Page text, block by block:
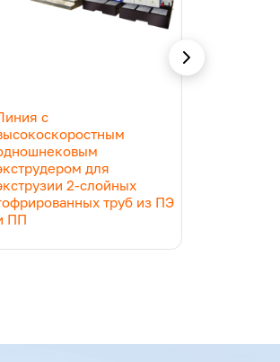
наружный —
или
поглощает шум.
JWELL с
с
для
2-слойных
труб из ПЭ
ПП